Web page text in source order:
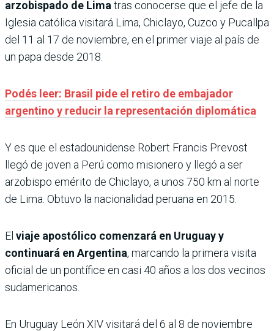
arzobispado de Lima tras conocerse que el jefe de la
Iglesia católica visitará Lima, Chiclayo, Cuzco y Pucallpa
del 11 al 17 de noviembre, en el primer viaje al país de
un papa desde 2018.
Podés leer: Brasil pide el retiro de embajador
argentino y reducir la representación diplomática
Y es que el estadounidense Robert Francis Prevost
llegó de joven a Perú como misionero y llegó a ser
arzobispo emérito de Chiclayo, a unos 750 km al norte
de Lima. Obtuvo la nacionalidad peruana en 2015.
El viaje apostólico comenzará en Uruguay y
continuará en Argentina, marcando la primera visita
oficial de un pontífice en casi 40 años a los dos vecinos
sudamericanos.
En Uruguay León XIV visitará del 6 al 8 de noviembre